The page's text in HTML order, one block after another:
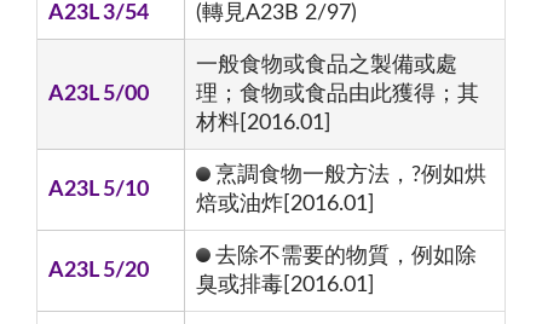
A23L 3/54 (轉見A23B 2/97)
A23L 5/00
一般食物或食品之製備或處
理；食物或食品由此獲得；其
材料[2016.01]
A23L 5/10
烹調食物一般方法，?例如烘
焙或油炸[2016.01]
A23L 5/20
去除不需要的物質，例如除
臭或排毒[2016.01]